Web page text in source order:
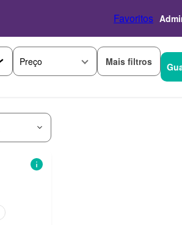
Favoritos
Preço Mais filtros